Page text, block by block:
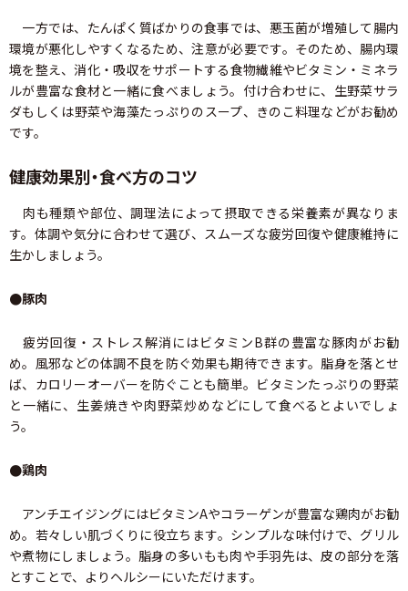
一方では、たんぱく質ばかりの食事では、悪玉菌が増殖して腸内
環境が悪化しやすくなるため、注意が必要です。そのため、腸内環
境を整え、消化・吸収をサポートする食物繊維やビタミン・ミネラ
ルが豊富な食材と一緒に食べましょう。付け合わせに、生野菜サラ
ダもしくは野菜や海藻たっぷりのスープ、きのこ料理などがお勧め
です。
健康効果別・食べ方のコツ
肉も種類や部位、調理法によって摂取できる栄養素が異なりま
す。体調や気分に合わせて選び、スムーズな疲労回復や健康維持に
生かしましょう。
●豚肉
疲労回復・ストレス解消にはビタミンB群の豊富な豚肉がお勧
め。風邪などの体調不良を防ぐ効果も期待できます。脂身を落とせ
ば、カロリーオーバーを防ぐことも簡単。ビタミンたっぷりの野菜
と一緒に、生姜焼きや肉野菜炒めなどにして食べるとよいでしょ
う。
●鶏肉
アンチエイジングにはビタミンAやコラーゲンが豊富な鶏肉がお勧
め。若々しい肌づくりに役立ちます。シンプルな味付けで、グリル
や煮物にしましょう。脂身の多いもも肉や手羽先は、皮の部分を落
とすことで、よりヘルシーにいただけます。